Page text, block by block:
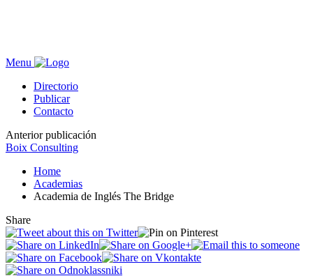
Menu
Directorio
Publicar
Contacto
Anterior publicación
Boix Consulting
Home
Academias
Academia de Inglés The Bridge
Share